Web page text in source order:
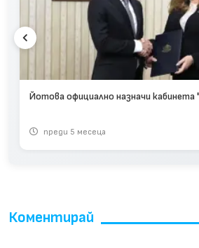
Йотова официално назначи кабинета
преди 5 месеца
Коментирай